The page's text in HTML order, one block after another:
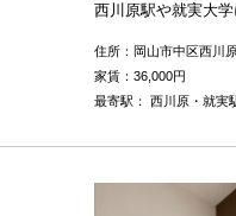
西川原駅や就実大
住所：岡山市中区西川
家賃： 36,000円
最寄駅： 西川原・就実